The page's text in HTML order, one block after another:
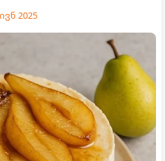
2025